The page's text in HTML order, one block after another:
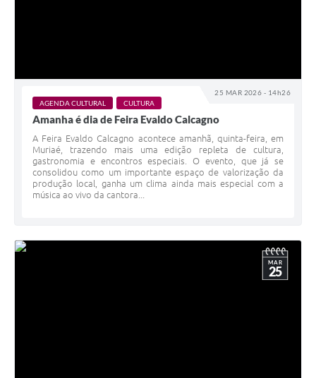
25 MAR 2026 - 14h26
AGENDA CULTURAL CULTURA
Amanha é dia de Feira Evaldo Calcagno
A Feira Evaldo Calcagno acontece amanhã, quinta-feira, em
Muriaé, trazendo mais uma edição repleta de cultura,
gastronomia e encontros especiais. O evento, que já se
consolidou como um importante espaço de valorização da
produção local, ganha um clima ainda mais especial com a
música ao vivo da cantora...
MAR
25